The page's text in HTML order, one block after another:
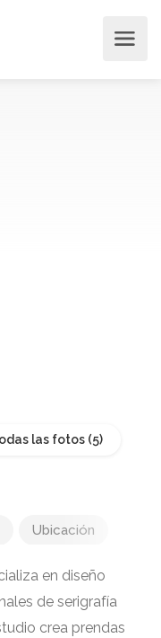
las fotos
Ubicación
en diseño
de serigrafía
crea prendas